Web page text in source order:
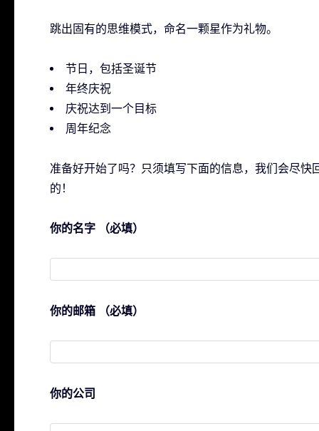
跳出固有的思维模式，命名一颗星作为礼物。
节日，包括圣诞节
年终庆祝
庆祝达到一个目标
周年纪念
准备好开始了吗？只须填写下面的信息，我们会尽
的！
你的名字 （必填）
你的邮箱 （必填）
你的公司